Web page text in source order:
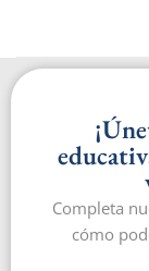
Completa
cómo